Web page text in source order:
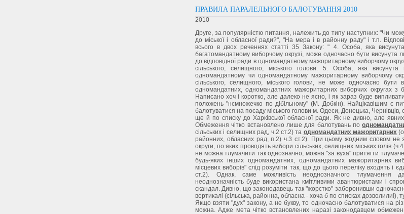
ПРАВИЛА ПАРАЛЕЛЬНОГО БАЛОТУВАННЯ 2010
2010
Друге, за популярністю питання, належить до типу наступних: "Чи
до міської і обласної ради?", "На мера і в районну раду" і т.п.
всього в двох реченнях статті 35 Закону: " 4. Особа, яка
багатомандатному виборчому окрузі, може одночасно бути висунута
до відповідної ради в одномандатному мажоритарному виборчому
сільського, селищного, міського голови. 5. Особа, яка
одномандатному чи одномандатному мажоритарному виборчому
сільського, селищного, міського голови, не може одночасно бути
одномандатних, одномандатних мажоритарних виборчих округах з
Написано хоч і коротко, але далеко не ясно, і як зараз буде
положень "нємножечко по дібільному" (М. Добкін). Найцікавішим є
балотуватися на посаду міського голови м. Одеси, Донецька,
ще й по списку до Харківської обласної ради. Як не дивно, але
Обмеження чітко встановлено лише для балотувань по
сільських і селищних рад, ч.2 ст.2) та одномандатних мажоритарних
районних, обласних рад, п.2) ч.3 ст.2). При цьому жодним словом не
округи, по яких проводять вибори сільських, селищних міських голів
не можна тлумачити так однозначно, можна "за вуха" притягти
будь-яких інших одномандатних, одномандатних мажоритарних
місцевих виборів" слід розуміти так, що до цього переліку входять і
ст.2). Однак, саме можливість неоднозначного тлумачення
неоднозначність буде використана кмітливими авантюристами і
скандал. Дивно, що законодавець так "жорстко" заборонивши
вертикалі (сільська, районна, обласна - хоча б по списках дозволили!),
Якщо взяти "дух" закону, а не букву, то одночасно балотуватися на
можна. Адже мета чітко встановлених наразі законодавцем